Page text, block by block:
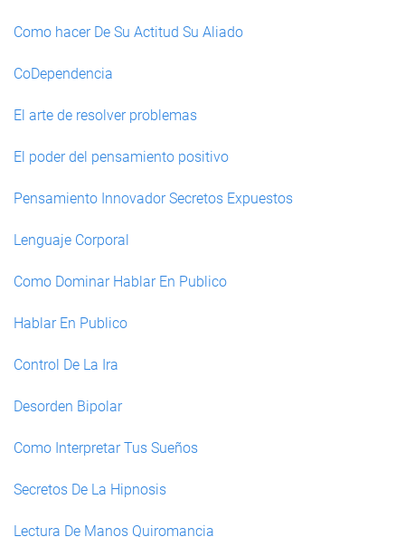
Como hacer De Su Actitud Su Aliado
CoDependencia
El arte de resolver problemas
El poder del pensamiento positivo
Pensamiento Innovador Secretos Expuestos
Lenguaje Corporal
Como Dominar Hablar En Publico
Hablar En Publico
Control De La Ira
Desorden Bipolar
Como Interpretar Tus Sueños
Secretos De La Hipnosis
Lectura De Manos Quiromancia